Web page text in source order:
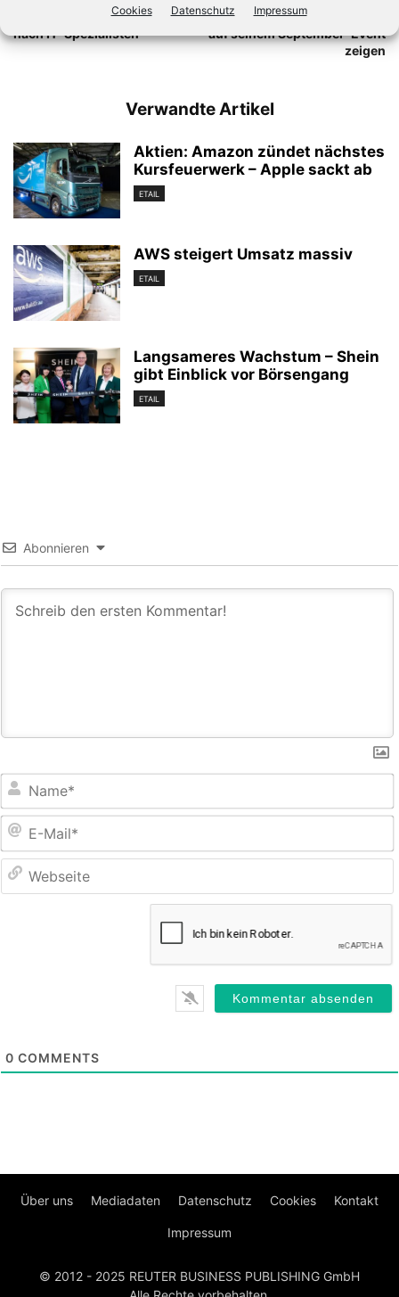
Cookies Datenschutz Impressum
Start-ups: Schwierige Suche
nach IT-Spezialisten
Prognose: Das wird Apple
auf seinem September-Event
zeigen
Verwandte Artikel
Aktien: Amazon zündet nächstes
Kursfeuerwerk – Apple sackt ab
ETAIL
AWS steigert Umsatz massiv
ETAIL
Langsameres Wachstum – Shein
gibt Einblick vor Börsengang
ETAIL
Abonnieren
0 COMMENTS
Über uns Mediadaten Datenschutz Cookies Kontakt
Impressum
© 2012 - 2025 REUTER BUSINESS PUBLISHING GmbH